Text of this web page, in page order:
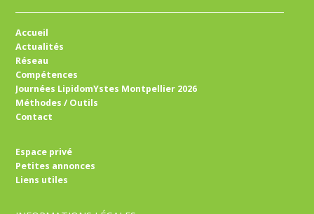
Accueil
Actualités
Réseau
Compétences
Journées LipidomYstes Montpellier 2026
Méthodes / Outils
Contact
Espace privé
Petites annonces
Liens utiles